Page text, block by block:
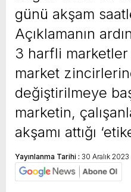
günü akşam
Açıklamanın
3 harfli marketler
market
değiştirilmeye
marketin,
akşamı attığı
Yayınlanma Tarihi : 30 Aralık